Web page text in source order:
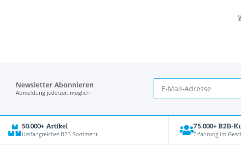
Newsletter Abonnieren
Abmeldung jederzeit möglich
50.000+ Artikel
Umfangreiches B2B-Sortiment
75.000+ B2B-
Erfahrung im